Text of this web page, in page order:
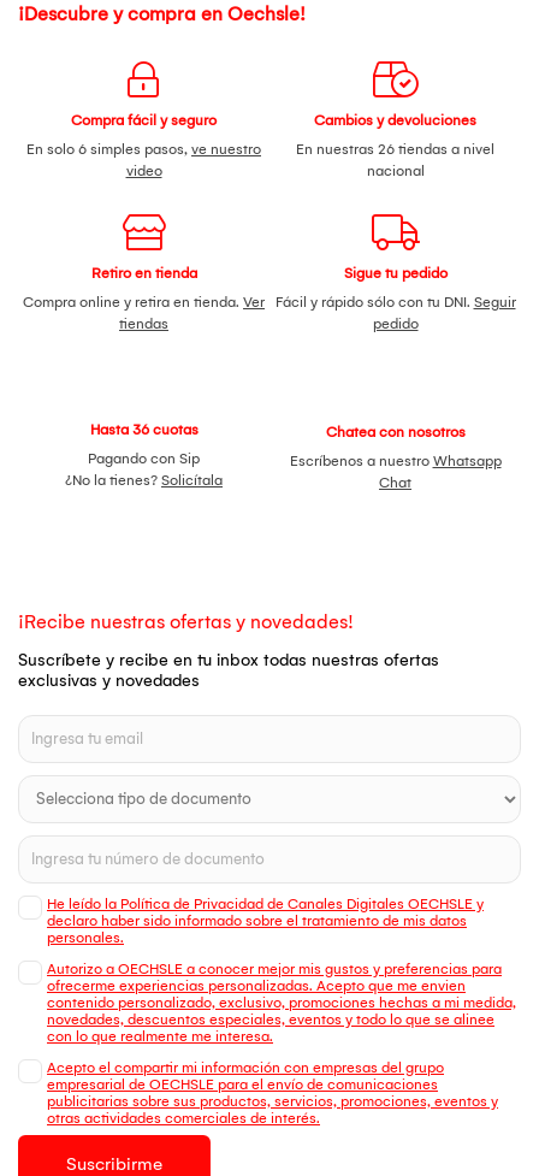
¡Descubre y compra en Oechsle!
Compra fácil y seguro
En solo 6 simples pasos, ve nuestro
video
Cambios y devoluciones
En nuestras 26 tiendas a nivel
nacional
Retiro en tienda
Compra online y retira en tienda. Ver
tiendas
Sigue tu pedido
Fácil y rápido sólo con tu DNI. Seguir
pedido
Hasta 36 cuotas
Pagando con Sip
¿No la tienes? Solicítala
Chatea con nosotros
Escríbenos a nuestro Whatsapp
Chat
¡Recibe nuestras ofertas y novedades!
Suscríbete y recibe en tu inbox todas nuestras ofertas
exclusivas y novedades
He leído la Política de Privacidad de Canales Digitales OECHSLE y
declaro haber sido informado sobre el tratamiento de mis datos
personales.
Autorizo a OECHSLE a conocer mejor mis gustos y preferencias para
ofrecerme experiencias personalizadas. Acepto que me envien
contenido personalizado, exclusivo, promociones hechas a mi medida,
novedades, descuentos especiales, eventos y todo lo que se alinee
con lo que realmente me interesa.
Acepto el compartir mi información con empresas del grupo
empresarial de OECHSLE para el envío de comunicaciones
publicitarias sobre sus productos, servicios, promociones, eventos y
otras actividades comerciales de interés.
Suscribirme